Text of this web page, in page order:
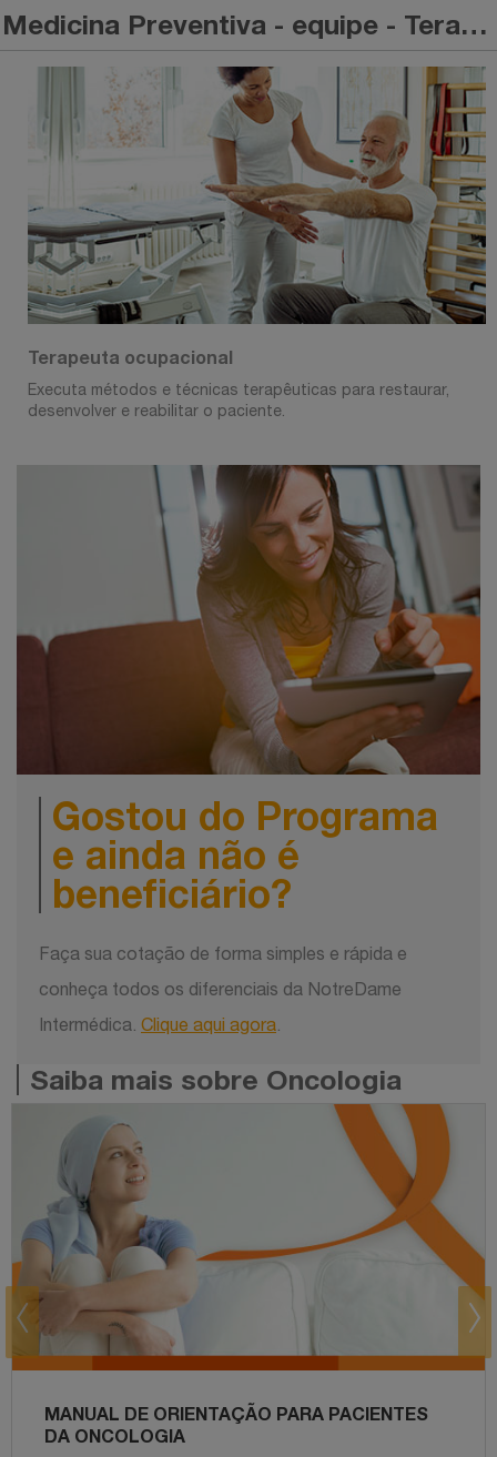
Medicina Preventiva - equipe - Terapeuta ocupacional
Terapeuta ocupacional
Executa métodos e técnicas terapêuticas para restaurar,
desenvolver e reabilitar o paciente.
Gostou do Programa
e ainda não é
beneficiário?
Faça sua cotação de forma simples e rápida e
conheça todos os diferenciais da NotreDame
Intermédica. Clique aqui agora
Saiba mais sobre Oncologia
MANUAL DE ORIENTAÇÃO PARA PACIENTES
DA ONCOLOGIA